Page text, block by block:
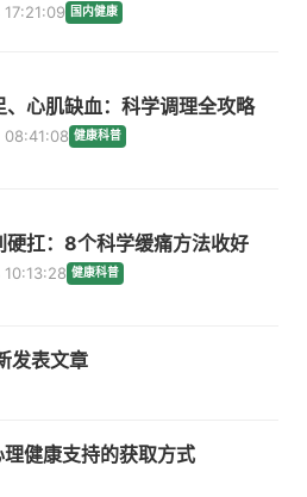
国内健康
、心肌缺血：科学调理全攻略
健康科普
硬扛：8个科学缓痛方法收好
健康科普
发表文章
健康支持的获取方式